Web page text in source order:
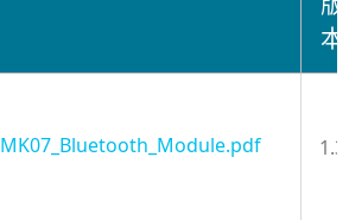
本
MK07_Bluetooth_Module.pdf 1.3